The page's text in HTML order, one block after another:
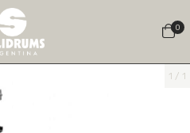
0
1 / 1